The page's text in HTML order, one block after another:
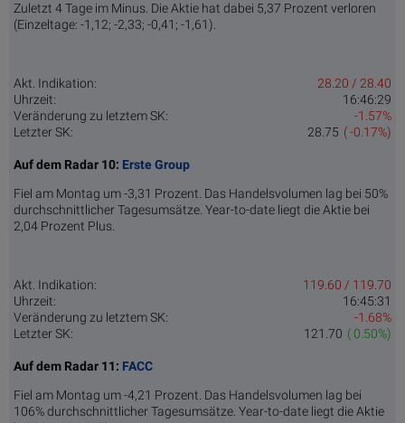
Zuletzt 4 Tage im Minus. Die Aktie hat dabei 5,37 Prozent verloren
(Einzeltage: -1,12; -2,33; -0,41; -1,61).
Akt. Indikation:
28.20 / 28.40
Uhrzeit:
16:46:29
Veränderung zu letztem SK:
-1.57%
Letzter SK:
( -0.17%)
28.75
Auf dem Radar 10: Erste Group
Fiel am Montag um -3,31 Prozent. Das Handelsvolumen lag bei 50%
durchschnittlicher Tagesumsätze. Year-to-date liegt die Aktie bei
2,04 Prozent Plus.
Akt. Indikation:
119.60 / 119.70
Uhrzeit:
16:45:31
Veränderung zu letztem SK:
-1.68%
Letzter SK:
( 0.50%)
121.70
Auf dem Radar 11: FACC
Fiel am Montag um -4,21 Prozent. Das Handelsvolumen lag bei
106% durchschnittlicher Tagesumsätze. Year-to-date liegt die Aktie